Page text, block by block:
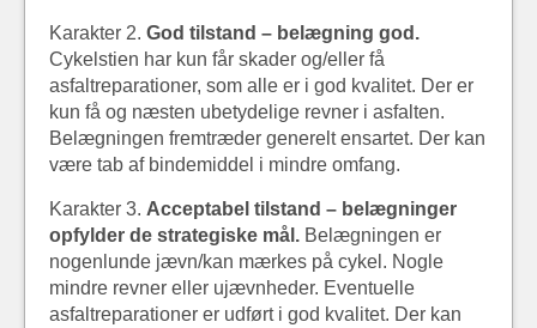
Karakter 2. God tilstand – belægning god.
Cykelstien har kun får skader og/eller få
asfaltreparationer, som alle er i god kvalitet. Der er
kun få og næsten ubetydelige revner i asfalten.
Belægningen fremtræder generelt ensartet. Der kan
være tab af bindemiddel i mindre omfang.
Karakter 3. Acceptabel tilstand – belægninger
opfylder de strategiske mål. Belægningen er
nogenlunde jævn/kan mærkes på cykel. Nogle
mindre revner eller ujævnheder. Eventuelle
asfaltreparationer er udført i god kvalitet. Der kan